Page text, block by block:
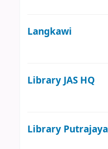
Langkawi
Library JAS HQ
Library Putrajaya